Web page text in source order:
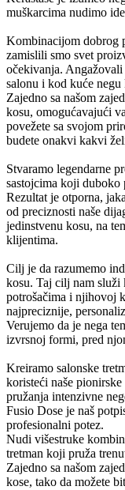
muškarcima nudimo
Kombinacijom dobrog
zamislili smo svet
očekivanja.
salonu i kod kuće
Zajedno sa našom
kosu, omogućavajući
povežete sa svojom
budete onakvi kakvi
Stvaramo legendarne
sastojcima koji
Rezultat je otporna,
od preciznosti naše
jedinstvenu kosu, na
klijentima.
Cilj je da razumemo
kosu. Taj cilj nam služi
potrošačima i njihovoj
najpreciznije,
Verujemo da je nega
izvrsnoj formi, pred
Kreiramo salonske
koristeći naše
pružanja intenzivne
Fusio Dose je naš
profesionalni potez.
Nudi višestruke
tretman koji pruža
Zajedno sa našom
kose, tako da možete